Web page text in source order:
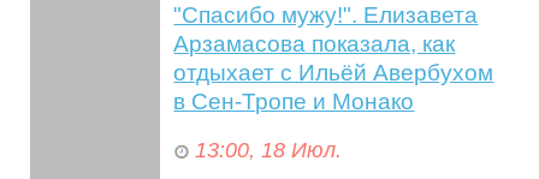
"Спасибо мужу!". Елизавета
Арзамасова показала, как
отдыхает с Ильёй Авербухом
в Сен-Тропе и Монако
13:00, 18 Июл.